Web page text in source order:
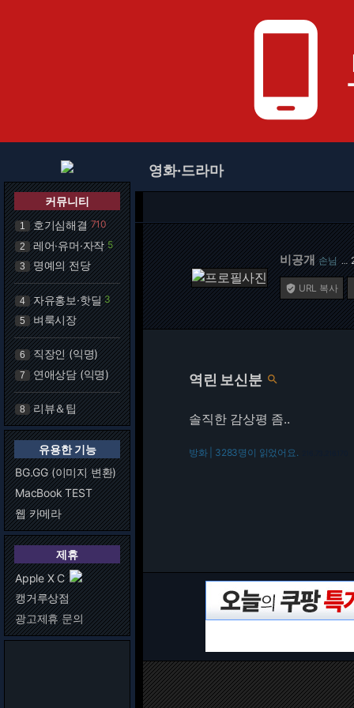
phone_android
커뮤니티
1 호기심해결 710
2 레어·유머·자작 5
3 명예의 전당
4 자유홍보·핫딜 3
5 벼룩시장
6 직장인 (익명)
7 연애상담 (익명)
8 리뷰＆팁
유용한 기능
BG.GG (이미지 변환)
MacBook TEST
웹 카메라
제휴
Apple X C
캥거루상점
광고제휴 문의
영화·드라마
비공개 손님 …
 URL 복사
역린 보신분 
솔직한 감상평 좀..
방화 | 3283명이 읽었어요.